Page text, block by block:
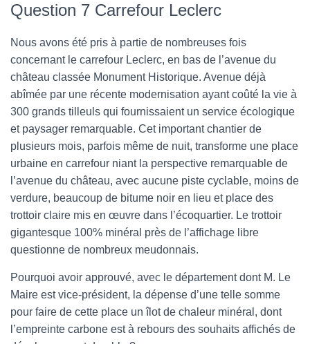
Question 7 Carrefour Leclerc
Nous avons été pris à partie de nombreuses fois
concernant le carrefour Leclerc, en bas de l’avenue du
château classée Monument Historique. Avenue déjà
abîmée par une récente modernisation ayant coûté la vie à
300 grands tilleuls qui fournissaient un service écologique
et paysager remarquable. Cet important chantier de
plusieurs mois, parfois même de nuit, transforme une place
urbaine en carrefour niant la perspective remarquable de
l’avenue du château, avec aucune piste cyclable, moins de
verdure, beaucoup de bitume noir en lieu et place des
trottoir claire mis en œuvre dans l’écoquartier. Le trottoir
gigantesque 100% minéral près de l’affichage libre
questionne de nombreux meudonnais.
Pourquoi avoir approuvé, avec le département dont M. Le
Maire est vice-président, la dépense d’une telle somme
pour faire de cette place un îlot de chaleur minéral, dont
l’empreinte carbone est à rebours des souhaits affichés de